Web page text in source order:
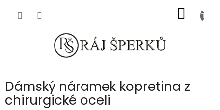
KOŠÍK
Dámský náramek kopretina z
chirurgické oceli